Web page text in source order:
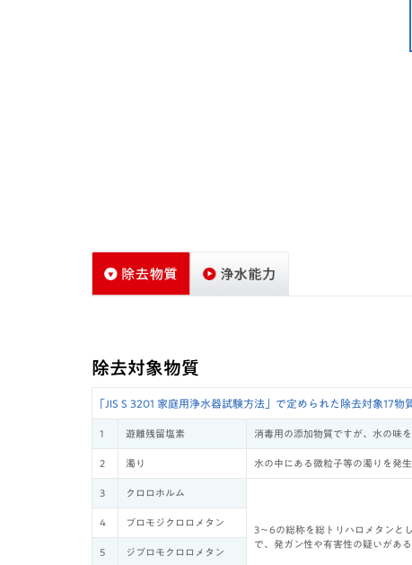
除去対象物質
｢JIS S 3201 家庭用浄水器試験方法」で定められた除去対象17物
1 遊離残留塩素 消毒用の添加物質ですが、水の味
2 濁り 水の中にある微粒子等の濁りを発生
3 クロロホルム
3～6の総称を総トリハロメタンと
で、発ガン性や有害性の疑いがあ
4 ブロモジクロロメタン
5 ジブロモクロロメタン